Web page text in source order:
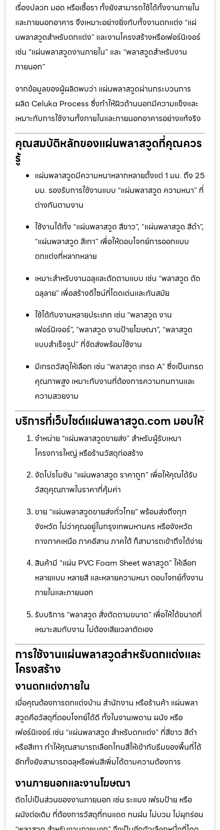
เรื่องปลวก มอด หรือเชื้อรา ทั้งยังสามารถใช้ได้ทั้งงานภายใน
และภายนอกอาคาร จึงเหมาะอย่างยิ่งกับทั้งงานตกแต่ง “แผ่
นพลาสวูดสำหรับตกแต่ง” และงานโครงสร้างหรือเฟอร์นิเจอร์
เช่น “แผ่นพลาสวูดงานภายใน” และ “พลาสวูดสำหรับงาน
ภายนอก”
จากข้อมูลของผู้ผลิตพบว่า แผ่นพลาสวูดผ่านกระบวนการ
ผลิต Celuka Process ซึ่งทำให้ผิวด้านนอกมีความแข็งและ
เหมาะกับการใช้งานทั้งภายในและภายนอกอาคารอย่างแท้จริง
คุณสมบัติหลักของแผ่นพลาสวูดที่คุณควร
รู้
แผ่นพลาสวูดมีความหนาหลากหลายตั้งแต่ 1 มม. ถึง 25
มม. รองรับการใช้งานแบบ “แผ่นพลาสวูด ความหนา” ที่
ต่างกันตามงาน
ใช้งานได้ทั้ง “แผ่นพลาสวูด สีขาว”, “แผ่นพลาสวูด สีดำ”,
“แผ่นพลาสวูด สีเทา” เพื่อให้ตอบโจทย์การออกแบบ
ตกแต่งที่หลากหลาย
เหมาะสำหรับงานฉลุและตัดตามแบบ เช่น “พลาสวูด ตัด
ฉลุลาย” เพื่อสร้างดีไซน์ที่โดดเด่นและทันสมัย
ใช้ได้กับงานหลายประเภท เช่น “พลาสวูด งาน
เฟอร์นิเจอร์”, “พลาสวูด งานป้ายโฆษณา”, “พลาสวูด
แบบสำเร็จรูป” ที่จัดส่งพร้อมใช้งาน
มีเกรดวัสดุให้เลือก เช่น “พลาสวูด เกรด A” ซึ่งเป็นเกรด
คุณภาพสูง เหมาะกับงานที่ต้องการความทนทานและ
ความสวยงาม
บริการที่เว็บไซต์แผ่นพลาสวูด.com มอบให้
จำหน่าย “แผ่นพลาสวูดขายส่ง” สำหรับผู้รับเหมา
โครงการใหญ่ หรือร้านวัสดุก่อสร้าง
จัดโปรโมชัน “แผ่นพลาสวูด ราคาถูก” เพื่อให้คุณได้รับ
วัสดุคุณภาพในราคาที่คุ้มค่า
ขาย “แผ่นพลาสวูดขายส่งทั่วไทย” พร้อมส่งถึงทุก
จังหวัด ไม่ว่าคุณอยู่ในกรุงเทพมหานคร หรือจังหวัด
ทางภาคเหนือ ภาคอีสาน ภาคใต้ ก็สามารถเข้าถึงได้ง่าย
สินค้ามี “แผ่น PVC Foam Sheet พลาสวูด” ให้เลือก
หลายแบบ หลายสี และหลายความหนา ตอบโจทย์ทั้งงาน
ภายในและภายนอก
รับบริการ “พลาสวูด สั่งตัดตามขนาด” เพื่อให้ได้ขนาดที่
เหมาะสมกับงาน ไม่ต้องเสียเวลาตัดเอง
การใช้งานแผ่นพลาสวูดสำหรับตกแต่งและ
โครงสร้าง
งานตกแต่งภายใน
เมื่อคุณต้องการตกแต่งบ้าน สำนักงาน หรือร้านค้า แผ่นพลา
สวูดคือวัสดุที่ตอบโจทย์ได้ดี ทั้งในงานเพดาน ผนัง หรือ
เฟอร์นิเจอร์ เช่น “แผ่นพลาสวูด สำหรับตกแต่ง” ที่สีขาว สีดำ
หรือสีเทา ทำให้คุณสามารถเลือกโทนสีให้เข้ากับธีมของพื้นที่ได้
อีกทั้งยังสามารถฉลุหรือพ่นสีเพิ่มได้ตามความต้องการ
งานภายนอกและงานโฆษณา
ถัดไปเป็นส่วนของงานภายนอก เช่น ระแนง เฟรมป้าย หรือ
ผนังต่อเติม ที่ต้องการวัสดุที่ทนแดด ทนฝน ไม่บวม ไม่ผุกร่อน